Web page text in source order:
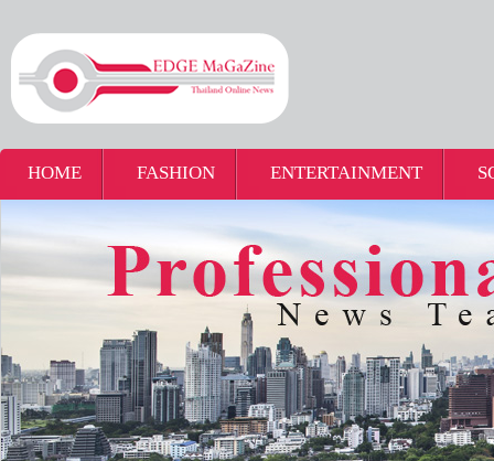
HOME FASHION ENTERTAINMENT